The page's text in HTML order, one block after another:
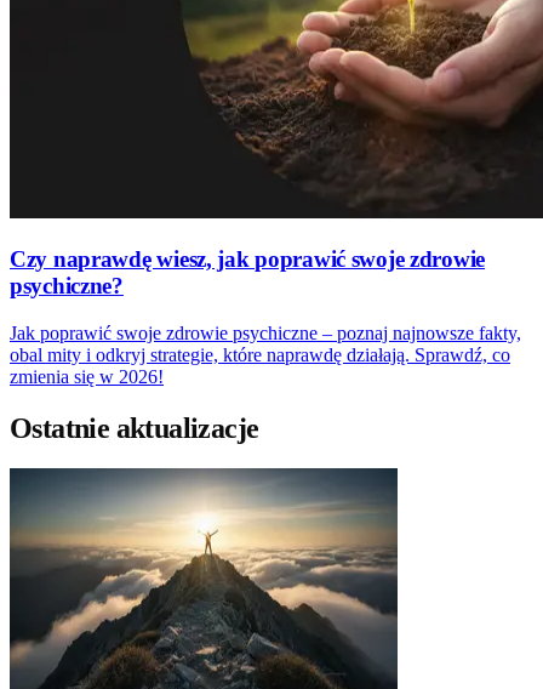
Czy naprawdę wiesz, jak poprawić swoje zdrowie
psychiczne?
Jak poprawić swoje zdrowie psychiczne – poznaj najnowsze fakty,
obal mity i odkryj strategie, które naprawdę działają. Sprawdź, co
zmienia się w 2026!
Ostatnie aktualizacje